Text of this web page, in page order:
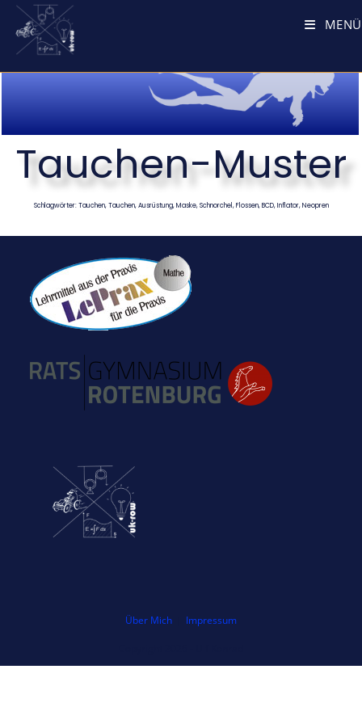
MENÜ
Tauchen-Muster
Schlagwörter: Tauchen, Tauchen, Ausrüstung, Maske, Schnorchel, Flossen, BCD, Inflator, Neopren
Über Mich Impressum